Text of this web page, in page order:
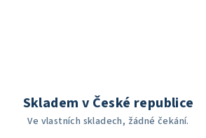
Skladem v České republice
Ve vlastních skladech, žádné čekání.